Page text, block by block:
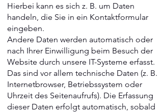
Hierbei kann es sich z. B. um Daten
handeln, die Sie in ein Kontaktformular
eingeben.
Andere Daten werden automatisch oder
nach Ihrer Einwilligung beim Besuch der
Website durch unsere IT-Systeme erfasst.
Das sind vor allem technische Daten (z. B.
Internetbrowser, Betriebssystem oder
Uhrzeit des Seitenaufrufs). Die Erfassung
dieser Daten erfolgt automatisch, sobald